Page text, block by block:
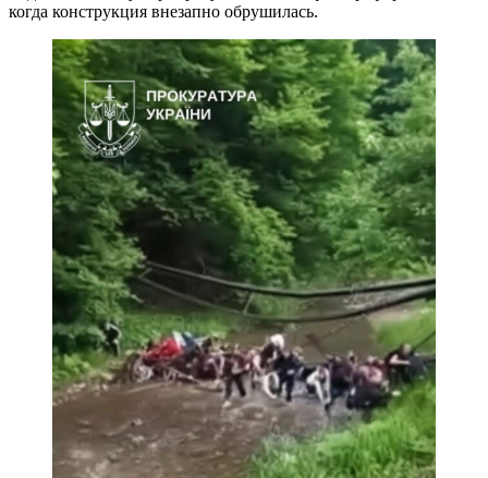
когда конструкция внезапно обрушилась.